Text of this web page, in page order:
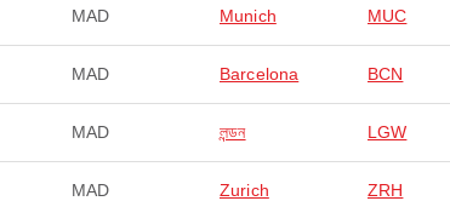
MAD Munich MUC
MAD Barcelona BCN
MAD লন্ডন LGW
MAD Zurich ZRH